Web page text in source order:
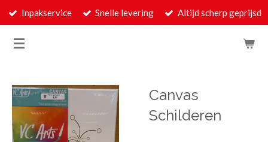
Ga
naar
Inpakservice Snelle levering Altijd scherp geprijsd
Canvas
Schilderen